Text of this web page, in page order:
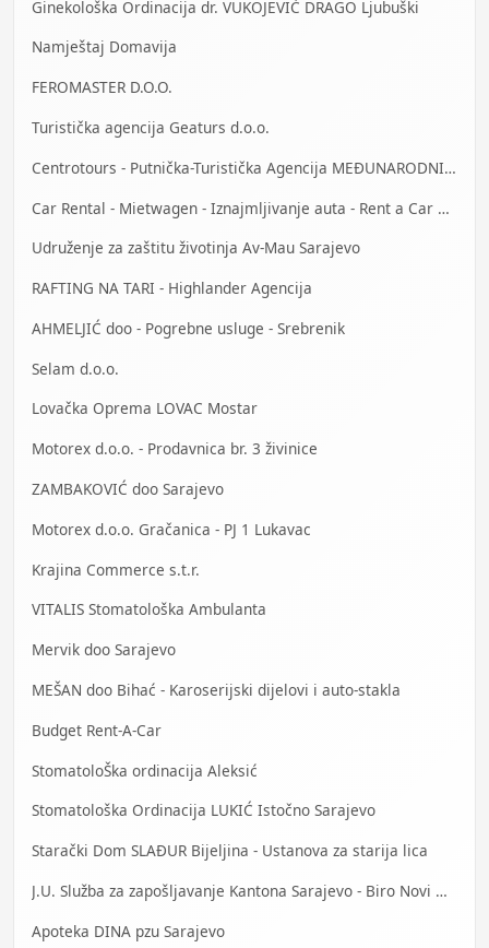
Ginekološka Ordinacija dr. VUKOJEVIĆ DRAGO Ljubuški
Namještaj Domavija
FEROMASTER D.O.O.
Turistička agencija Geaturs d.o.o.
Centrotours - Putnička-Turistička Agencija MEĐUNARODNI AERODROM Sarajevo
Car Rental - Mietwagen - Iznajmljivanje auta - Rent a Car Mostar
Udruženje za zaštitu životinja Av-Mau Sarajevo
RAFTING NA TARI - Highlander Agencija
AHMELJIĆ doo - Pogrebne usluge - Srebrenik
Selam d.o.o.
Lovačka Oprema LOVAC Mostar
Motorex d.o.o. - Prodavnica br. 3 živinice
ZAMBAKOVIĆ doo Sarajevo
Motorex d.o.o. Gračanica - PJ 1 Lukavac
Krajina Commerce s.t.r.
VITALIS Stomatološka Ambulanta
Mervik doo Sarajevo
MEŠAN doo Bihać - Karoserijski dijelovi i auto-stakla
Budget Rent-A-Car
StomatoloŠka ordinacija Aleksić
Stomatološka Ordinacija LUKIĆ Istočno Sarajevo
Starački Dom SLAĐUR Bijeljina - Ustanova za starija lica
J.U. Služba za zapošljavanje Kantona Sarajevo - Biro Novi Grad
Apoteka DINA pzu Sarajevo